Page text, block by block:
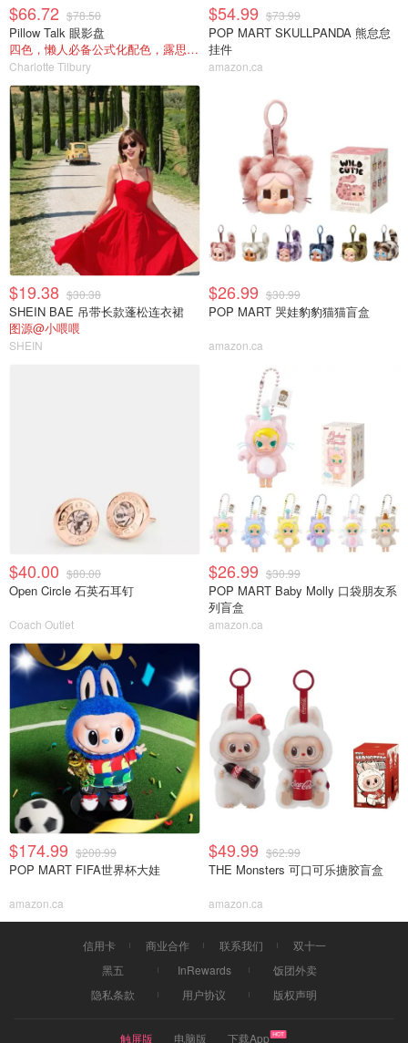
$66.72 $78.50
Pillow Talk 眼影盘
四色，懒人必备公式化配色，露思超爱！
Charlotte Tilbury
$54.99 $73.99
POP MART SKULLPANDA 熊怠怠
挂件
amazon.ca
$19.38 $30.38
SHEIN BAE 吊带长款蓬松连衣裙
图源@小喂喂
SHEIN
$26.99 $30.99
POP MART 哭娃豹豹猫猫盲盒
amazon.ca
$40.00 $80.00
Open Circle 石英石耳钉
Coach Outlet
$26.99 $30.99
POP MART Baby Molly 口袋朋友系
列盲盒
amazon.ca
$174.99 $200.99
POP MART FIFA世界杯大娃
amazon.ca
$49.99 $62.99
THE Monsters 可口可乐搪胶盲盒
amazon.ca
信用卡 商业合作 联系我们
双十一
黑五
InRewards
饭团外卖
隐私条款
用户协议 版权声明
触屏版 电脑版 下载App